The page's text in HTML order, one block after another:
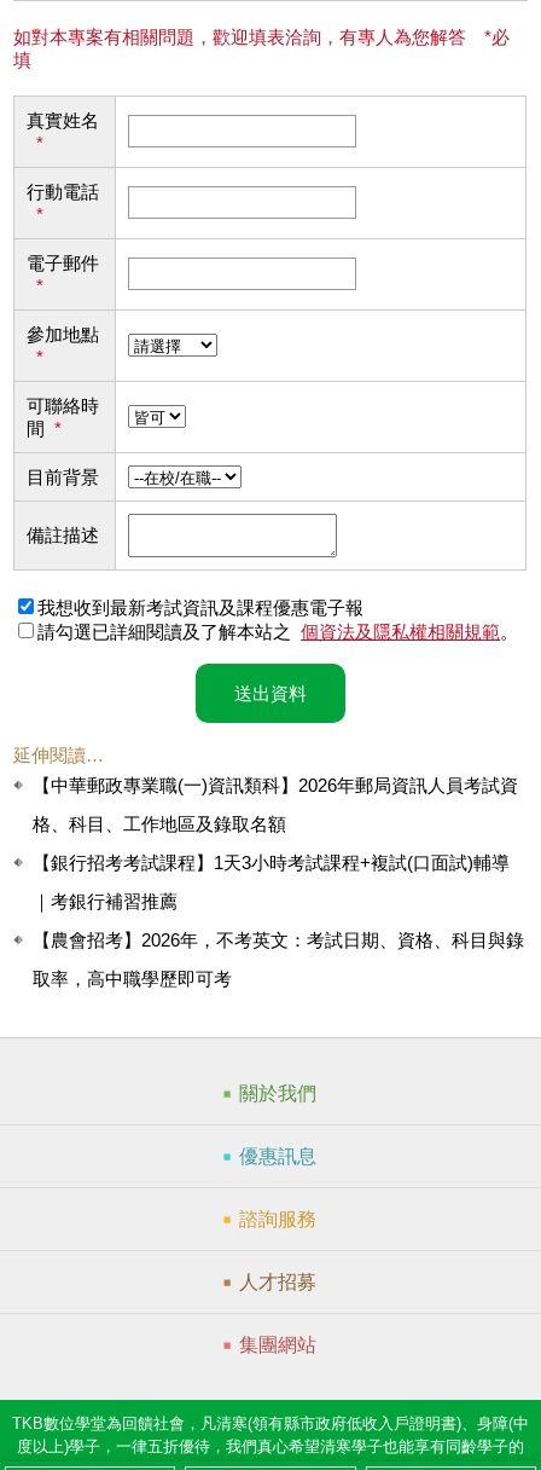
如對本專案有相關問題，歡迎填表洽詢，有專人為您解答 *必
填
真實姓名
*
行動電話
*
電子郵件
*
參加地點
*
可聯絡時
間 *
目前背景
備註描述
我想收到最新考試資訊及課程優惠電子報
請勾選已詳細閱讀及了解本站之
個資法及隱私權相關規範。
送出資料
延伸閱讀…
【中華郵政專業職(一)資訊類科】2026年郵局資訊人員考試資
格、科目、工作地區及錄取名額
【銀行招考考試課程】1天3小時考試課程+複試(口面試)輔導
｜考銀行補習推薦
【農會招考】2026年，不考英文：考試日期、資格、科目與錄
取率，高中職學歷即可考
關於我們
優惠訊息
諮詢服務
人才招募
集團網站
TKB數位學堂為回饋社會，凡清寒(領有縣市政府低收入戶證明書)、身障(中
度以上)學子，一律五折優待，我們真心希望清寒學子也能享有同齡學子的